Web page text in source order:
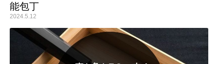
能包丁
2024.5.12